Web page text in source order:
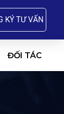
KÝ TƯ VẤN
ĐỐI TÁC